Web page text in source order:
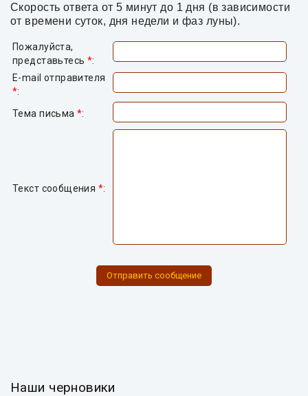
Скорость ответа от 5 минут до 1 дня (в зависимости
от времени суток, дня недели и фаз луны).
Пожалуйста,
представьтесь *:
E-mail отправителя
*:
Тема письма*:
Текст сообщения *:
Наши черновики